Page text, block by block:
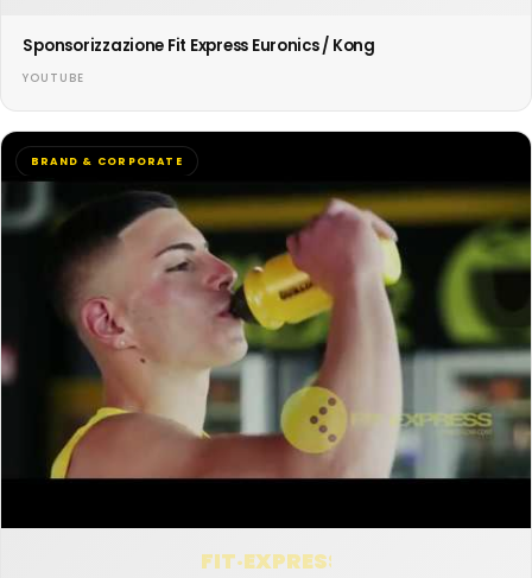
Sponsorizzazione Fit Express Euronics / Kong
YOUTUBE
FIT·EXPRESS
BRAND & CORPORATE